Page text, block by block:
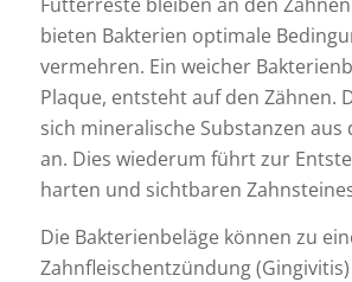
bieten Bakterien optimale
vermehren. Ein weicher
Plaque, entsteht auf den Zähnen.
sich mineralische Substanzen aus
an. Dies wiederum führt zur
harten und sichtbaren
Die Bakterienbeläge können zu
Zahnfleischentzündung